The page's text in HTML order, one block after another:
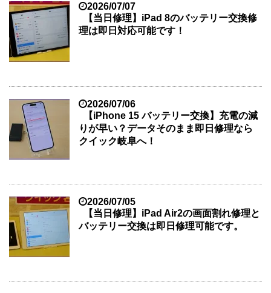
2026/07/07
【当日修理】iPad 8のバッテリー交換修
理は即日対応可能です！
2026/07/06
【iPhone 15 バッテリー交換】充電の減
りが早い？データそのまま即日修理なら
クイック岐阜へ！
2026/07/05
【当日修理】iPad Air2の画面割れ修理と
バッテリー交換は即日修理可能です。